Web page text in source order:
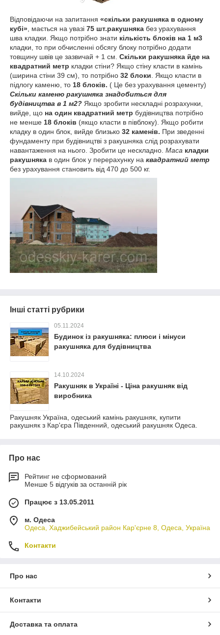
Відповідаючи на запитання «скільки ракушняка в одному
кубі» , мається на увазі 75 шт.ракушняка без урахування
шва кладки. Якщо потрібно знати кількість блоків на 1 м3
кладки, то при обчисленні обсягу блоку потрібно додати
товщину швів це зазвичай + 1 см. Скільки ракушняка йде на
квадратний метр кладки стіни? Якщо стіну класти в камінь
(ширина стіни 39 см), то потрібно 32 блоки . Якщо класти в
підлогу каменю, то 18 блоків. ( Це без урахування цементу)
Скільки каменю ракушняка знадобиться для
будівництва в 1 м2? Якщо зробити нескладні розрахунки,
вийде, що на один квадратний метр будівництва потрібно
не менше 18 блоків (якщо класти в півблоку). Якщо робити
кладку в один блок, вийде близько 32 каменів. При зведенні
фундаменту при будівництві з ракушняка слід розрахувати
навантаження на нього. Зробити це нескладно. Маса кладки
ракушняка в один блок у перерахунку на квадратний метр
без урахування становить від 470 до 500 кг.
Інші статті рубрики
05.11.2024
Будинок із ракушняка: плюси і мінуси
ракушняка для будівництва
14.10.2024
Ракушняк в Україні - Ціна ракушняк від
виробника
Ракушняк Україна, одеський камінь ракушняк, купити
ракушняк з Кар'єра Південний, одеський ракушняк Одеса.
Про нас
Рейтинг не сформований
Менше 5 відгуків за останній рік
Працює з 13.05.2011
м. Одеса
Одеса, Хаджибейський район Кар'єрне 8, Одеса, Україна
Контакти
Про нас
Контакти
Доставка та оплата